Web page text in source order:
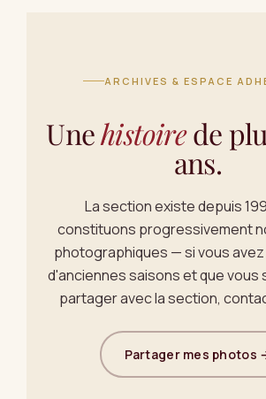
ARCHIVES & ESPACE
Unehistoirede
ans.
La section existe depuis
constituons progressivement
photographiques — si vous
d'anciennes saisons et que vous
partager avec la section,
Partager mes photos